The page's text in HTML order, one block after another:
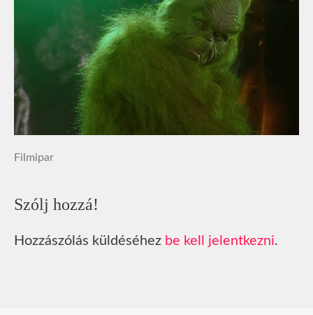
Filmipar
Szólj hozzá!
Hozzászólás küldéséhez be kell jelentkezni.